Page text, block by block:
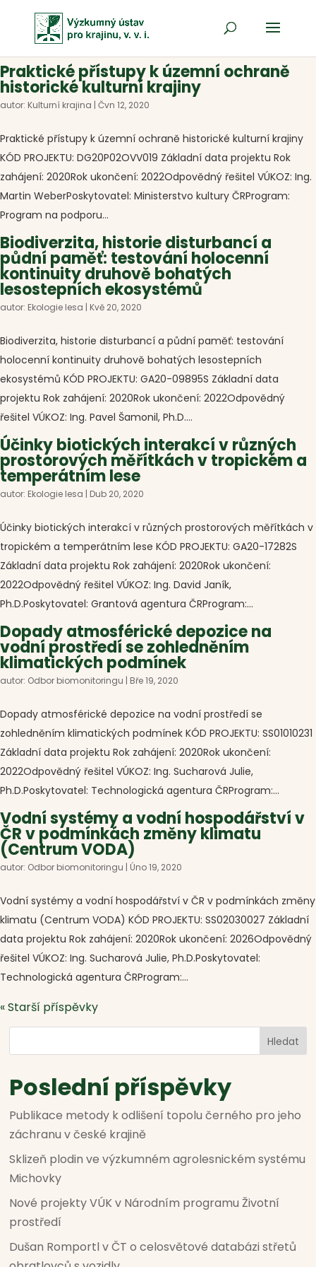
Praktické přístupy k územní ochraně
historické kulturní krajiny
autor: Kulturní krajina | Čvn 12, 2020
Praktické přístupy k územní ochraně historické kulturní krajiny
KÓD PROJEKTU: DG20P02OVV019 Základní data projektu Rok
zahájení: 2020Rok ukončení: 2022Odpovědný řešitel VÚKOZ: Ing.
Martin WeberPoskytovatel: Ministerstvo kultury ČRProgram:
Program na podporu...
Biodiverzita, historie disturbancí a
půdní paměť: testování holocenní
kontinuity druhově bohatých
lesostepních ekosystémů
autor: Ekologie lesa | Kvě 20, 2020
Biodiverzita, historie disturbancí a půdní paměť: testování
holocenní kontinuity druhově bohatých lesostepních
ekosystémů KÓD PROJEKTU: GA20-09895S Základní data
projektu Rok zahájení: 2020Rok ukončení: 2022Odpovědný
řešitel VÚKOZ: Ing. Pavel Šamonil, Ph.D....
Účinky biotických interakcí v různých
prostorových měřítkách v tropickém a
temperátním lese
autor: Ekologie lesa | Dub 20, 2020
Účinky biotických interakcí v různých prostorových měřítkách v
tropickém a temperátním lese KÓD PROJEKTU: GA20-17282S
Základní data projektu Rok zahájení: 2020Rok ukončení:
2022Odpovědný řešitel VÚKOZ: Ing. David Janík,
Ph.D.Poskytovatel: Grantová agentura ČRProgram:...
Dopady atmosférické depozice na
vodní prostředí se zohledněním
klimatických podmínek
autor: Odbor biomonitoringu | Bře 19, 2020
Dopady atmosférické depozice na vodní prostředí se
zohledněním klimatických podmínek KÓD PROJEKTU: SS01010231
Základní data projektu Rok zahájení: 2020Rok ukončení:
2022Odpovědný řešitel VÚKOZ: Ing. Sucharová Julie,
Ph.D.Poskytovatel: Technologická agentura ČRProgram:...
Vodní systémy a vodní hospodářství v
ČR v podmínkách změny klimatu
(Centrum VODA)
autor: Odbor biomonitoringu | Úno 19, 2020
Vodní systémy a vodní hospodářství v ČR v podmínkách změny
klimatu (Centrum VODA) KÓD PROJEKTU: SS02030027 Základní
data projektu Rok zahájení: 2020Rok ukončení: 2026Odpovědný
řešitel VÚKOZ: Ing. Sucharová Julie, Ph.D.Poskytovatel:
Technologická agentura ČRProgram:...
« Starší příspěvky
Hledat
Poslední příspěvky
Publikace metody k odlišení topolu černého pro jeho
záchranu v české krajině
Sklizeň plodin ve výzkumném agrolesnickém systému
Michovky
Nové projekty VÚK v Národním programu Životní
prostředí
Dušan Romportl v ČT o celosvětové databázi střetů